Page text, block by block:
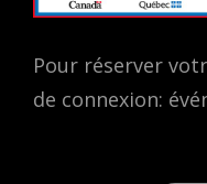
Pour réserver
de connexion: